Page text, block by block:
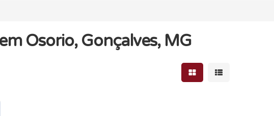
Osorio, Gonçalves, MG
Mostrar resultados em
Mostrar